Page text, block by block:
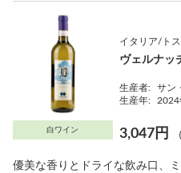
白ワイン
イタリア/ト
ヴェルナッ
生産者:
サン
生産年:
2024
3,047円
優美な香りとドライな飲み口、